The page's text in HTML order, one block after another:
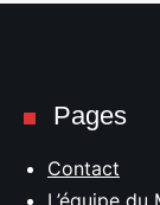
Pages
Contact
L’équipe